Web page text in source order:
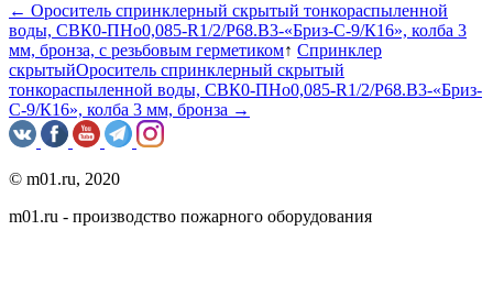
← Ороситель спринклерный скрытый тонкораспыленной
воды, CВК0-ПНо0,085-R1/2/P68.B3-«Бриз-С-9/К16», колба 3
мм, бронза, с резьбовым герметиком↑ Спринклер
скрытыйОроситель спринклерный скрытый
тонкораспыленной воды, CВК0-ПНо0,085-R1/2/P68.B3-«Бриз-
С-9/К16», колба 3 мм, бронза →
© m01.ru, 2020
m01.ru - производство пожарного оборудования